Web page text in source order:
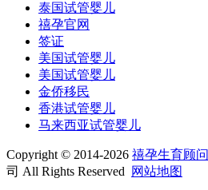
泰国试管婴儿
禧孕官网
签证
美国试管婴儿
美国试管婴儿
金侨移民
香港试管婴儿
马来西亚试管婴儿
Copyright © 2014-2026 禧孕生育顾问
司 All Rights Reserved
网站地图